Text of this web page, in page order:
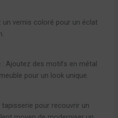
un vernis coloré pour un éclat
: Ajoutez des motifs en métal
pour un look unique.
tapisserie pour recouvrir un